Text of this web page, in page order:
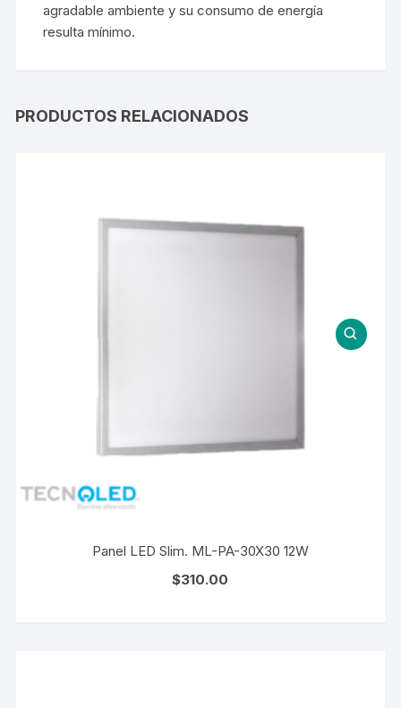
agradable ambiente y su consumo de energía
resulta mínimo.
PRODUCTOS RELACIONADOS
Panel LED Slim. ML-PA-30X30 12W
$310.00